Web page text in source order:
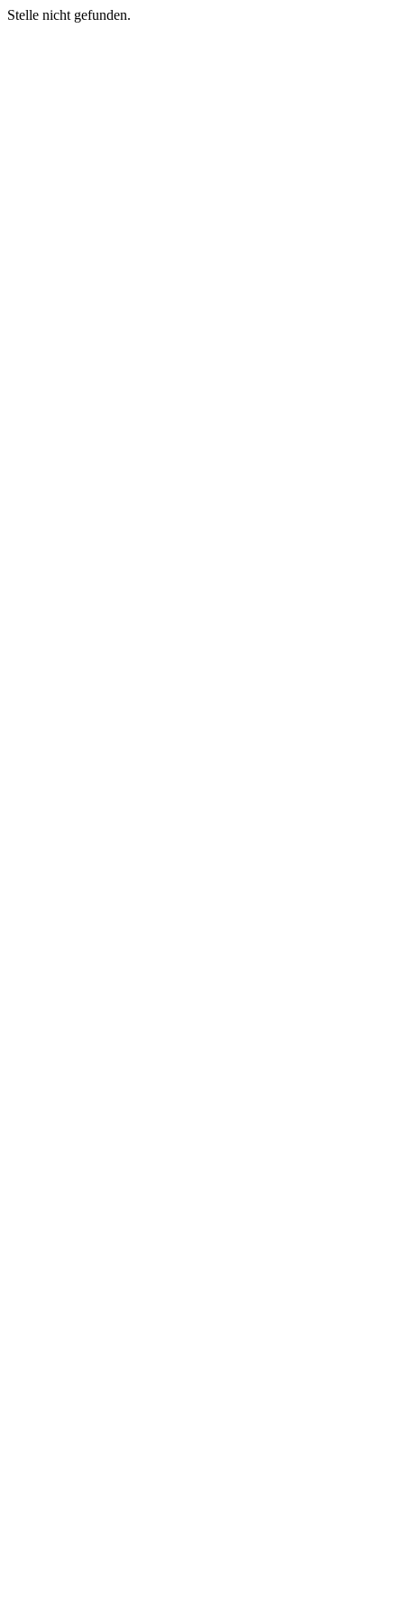
Stelle nicht gefunden.